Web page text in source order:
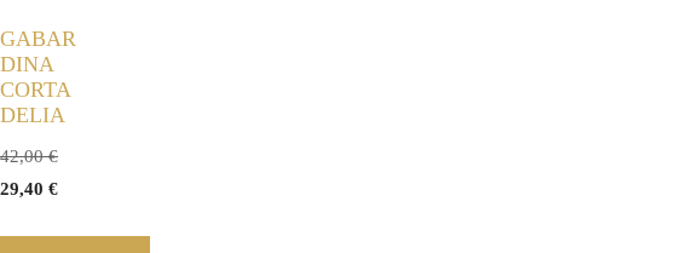
GABAR
DINA
CORTA
DELIA
42,00€
29,40 €